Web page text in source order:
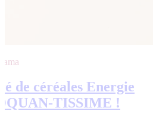
de céréales Energie
TISSIME !